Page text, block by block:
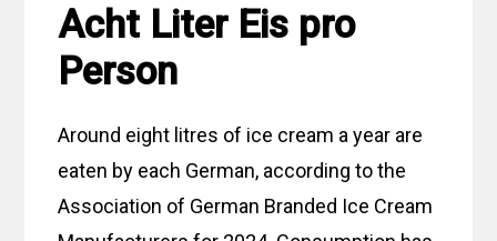
Acht Liter Eis pro
Person
Around eight litres of ice cream a year are
eaten by each German, according to the
Association of German Branded Ice Cream